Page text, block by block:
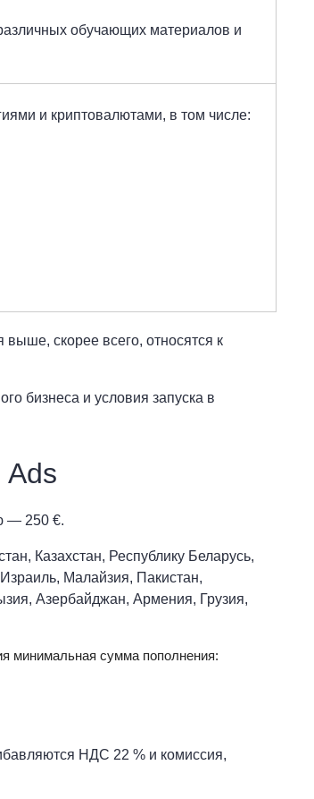
обучающих материалов и
и криптовалютами, в том числе:
скорее всего, относятся к
бизнеса и условия запуска в
Ads
— 250 €.
Казахстан, Республику Беларусь,
Малайзия, Пакистан,
Азербайджан, Армения, Грузия,
минимальная сумма пополнения:
НДС 22 % и комиссия,